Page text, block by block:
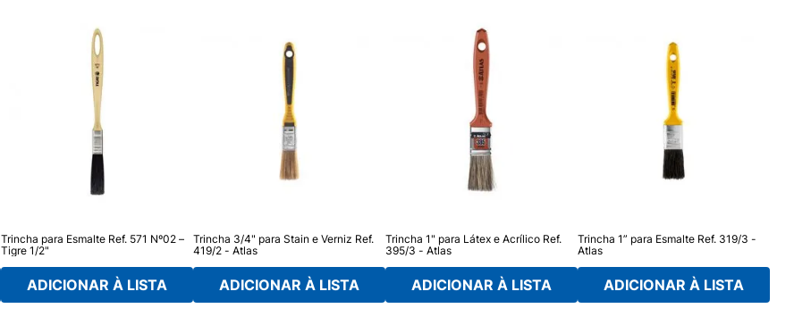
Trincha para Esmalte Ref. 571 Nº02 –
Tigre 1/2"
ADICIONAR À LISTA
Trincha 3/4" para Stain e Verniz Ref.
419/2 - Atlas
ADICIONAR À LISTA
Trincha 1" para Látex e Acrílico Ref.
395/3 - Atlas
ADICIONAR À LISTA
Trincha 1” para Esmalte Ref. 319/3 -
Atlas
ADICIONAR À LISTA